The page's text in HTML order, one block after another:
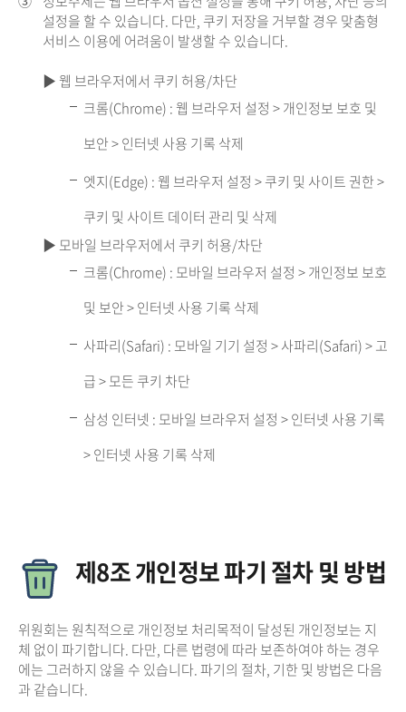
설정을 할 수 있습니다. 다만, 쿠키 저장을 거부할 경우 맞춤형
서비스 이용에 어려움이 발생할 수 있습니다.
▶ 웹 브라우저에서 쿠키 허용/차단
크롬(Chrome) : 웹 브라우저 설정 > 개인정보 보호 및
보안 > 인터넷 사용 기록 삭제
엣지(Edge) : 웹 브라우저 설정 > 쿠키 및 사이트 권한 >
쿠키 및 사이트 데이터 관리 및 삭제
▶ 모바일 브라우저에서 쿠키 허용/차단
크롬(Chrome) : 모바일 브라우저 설정 > 개인정보 보호
및 보안 > 인터넷 사용 기록 삭제
사파리(Safari) : 모바일 기기 설정 > 사파리(Safari) > 고
급 > 모든 쿠키 차단
삼성 인터넷 : 모바일 브라우저 설정 > 인터넷 사용 기록
> 인터넷 사용 기록 삭제
제8조 개인정보 파기 절차 및 방법
위원회는 원칙적으로 개인정보 처리목적이 달성된 개인정보는 지
체 없이 파기합니다. 다만, 다른 법령에 따라 보존하여야 하는 경우
에는 그러하지 않을 수 있습니다. 파기의 절차, 기한 및 방법은 다음
과 같습니다.